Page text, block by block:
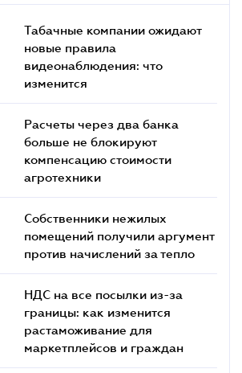
Табачные компании ожидают
новые правила
видеонаблюдения: что
изменится
Расчеты через два банка
больше не блокируют
компенсацию стоимости
агротехники
Собственники нежилых
помещений получили аргумент
против начислений за тепло
НДС на все посылки из-за
границы: как изменится
растаможивание для
маркетплейсов и граждан